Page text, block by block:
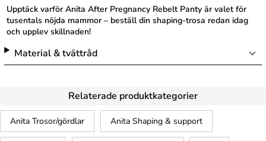
Upptäck varför Anita After Pregnancy Rebelt Panty är valet för
tusentals nöjda mammor – beställ din shaping-trosa redan idag
och upplev skillnaden!
Material & tvättråd
Relaterade produktkategorier
Anita Trosor/gördlar Anita Shaping & support